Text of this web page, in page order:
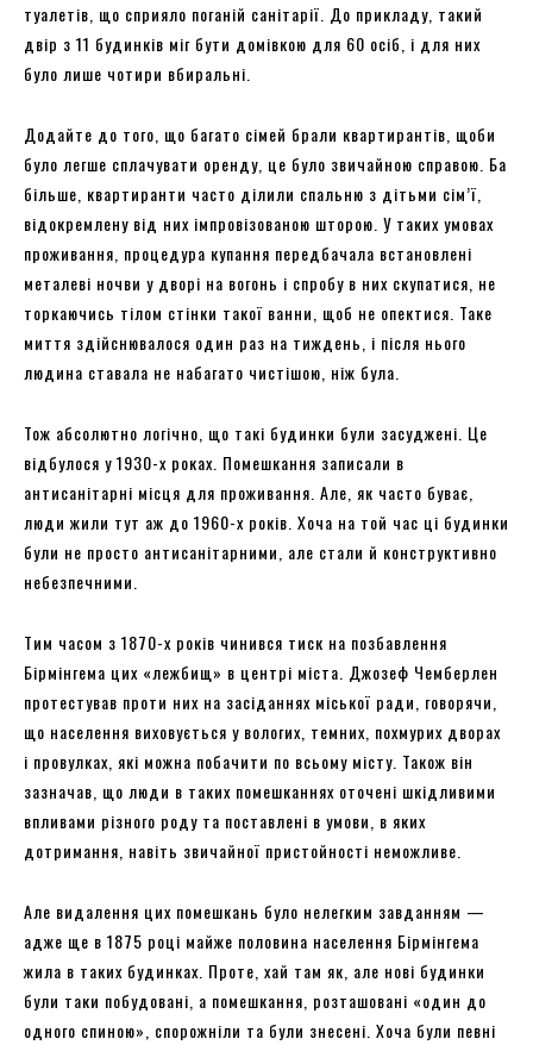
туалетів, що сприяло поганій санітарії. До прикладу, такий
двір з 11 будинків міг бути домівкою для 60 осіб, і для них
було лише чотири вбиральні.
Додайте до того, що багато сімей брали квартирантів, щоби
було легше сплачувати оренду, це було звичайною справою. Ба
більше, квартиранти часто ділили спальню з дітьми сім’ї,
відокремлену від них імпровізованою шторою. У таких умовах
проживання, процедура купання передбачала встановлені
металеві ночви у дворі на вогонь і спробу в них скупатися, не
торкаючись тілом стінки такої ванни, щоб не опектися. Таке
миття здійснювалося один раз на тиждень, і після нього
людина ставала не набагато чистішою, ніж була.
Тож абсолютно логічно, що такі будинки були засуджені. Це
відбулося у 1930-х роках. Помешкання записали в
антисанітарні місця для проживання. Але, як часто буває,
люди жили тут аж до 1960-х років. Хоча на той час ці будинки
були не просто антисанітарними, але стали й конструктивно
небезпечними.
Тим часом з 1870-х років чинився тиск на позбавлення
Бірмінгема цих «лежбищ» в центрі міста. Джозеф Чемберлен
протестував проти них на засіданнях міської ради, говорячи,
що населення виховується у вологих, темних, похмурих дворах
і провулках, які можна побачити по всьому місту. Також він
зазначав, що люди в таких помешканнях оточені шкідливими
впливами різного роду та поставлені в умови, в яких
дотримання, навіть звичайної пристойності неможливе.
Але видалення цих помешкань було нелегким завданням —
адже ще в 1875 році майже половина населення Бірмінгема
жила в таких будинках. Проте, хай там як, але нові будинки
були таки побудовані, а помешкання, розташовані «один до
одного спиною», спорожніли та були знесені. Хоча були певні